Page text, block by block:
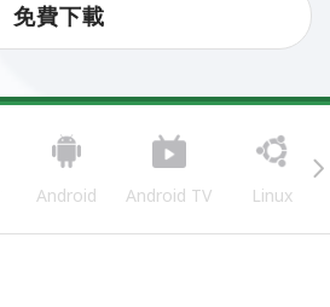
免費下載
Android Android TV Linux